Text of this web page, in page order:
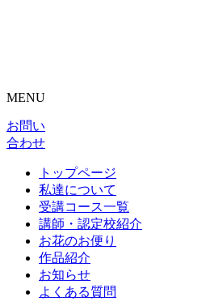
MENU
お問い
合わせ
トップページ
私達について
受講コース一覧
講師・認定校紹介
お花のお便り
作品紹介
お知らせ
よくある質問